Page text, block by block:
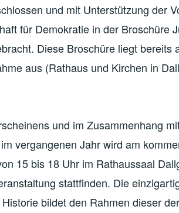
und mit Unterstützung der
für Demokratie in der Broschüre
Diese Broschüre liegt bereits
aus (Rathaus und Kirchen in
und im Zusammenhang
vergangenen Jahr wird am
15 bis 18 Uhr im Rathaussaal
stattfinden. Die
bildet den Rahmen dieser